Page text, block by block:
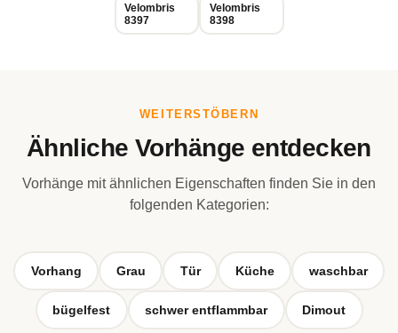
Velombris
8397
Velombris
8398
WEITERSTÖBERN
Ähnliche Vorhänge entdecken
Vorhänge mit ähnlichen Eigenschaften finden Sie in den
folgenden Kategorien:
Vorhang Grau Tür Küche waschbar
bügelfest schwer entflammbar Dimout